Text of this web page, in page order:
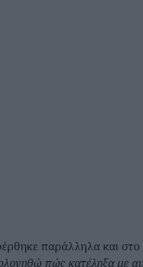
παράλληλα και
πώς κατέληξα με